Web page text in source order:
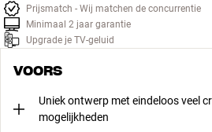
Prijsmatch - Wij matchen de concurrentie
Minimaal 2 jaar garantie
Upgrade je TV-geluid
VOORS
Uniek ontwerp met eindeloos veel
mogelijkheden